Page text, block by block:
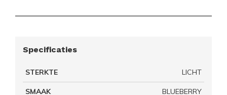
Specificaties
STERKTE LICHT
SMAAK BLUEBERRY